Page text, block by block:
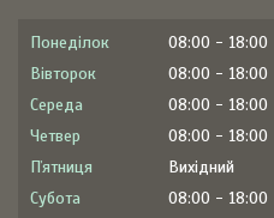
Понеділок 08:00
18:00
Вівторок
08:00
18:00
Середа
08:00
18:00
Четвер
08:00
18:00
Пʼятниця
Вихідний
Субота
08:00
18:00